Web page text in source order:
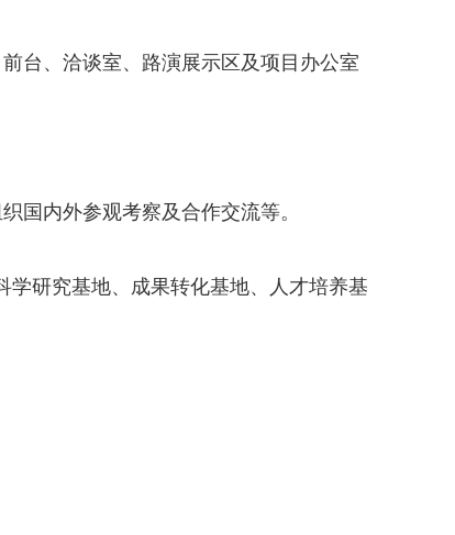
台、洽谈室、路演展示区及项目办公室
国内外参观考察及合作交流等。
研究基地、成果转化基地、人才培养基